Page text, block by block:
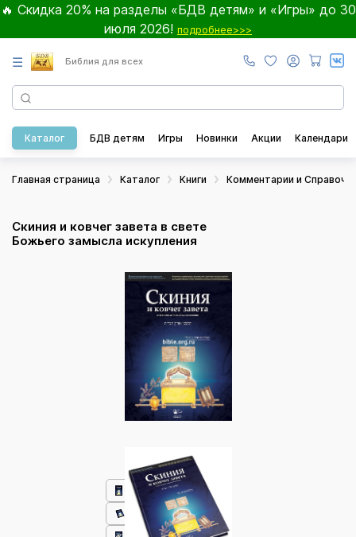
🔥 Скидка 20% на разделы «БДВ детям» и «Игры» до 30
июля 2026! подробнее>>>
☰ Библия для всех
Каталог БДВ детям Игры Новинки Акции Календари
Главная страница Каталог Книги Комментарии и
Скиния и ковчег завета в свете
Божьего замысла искупления